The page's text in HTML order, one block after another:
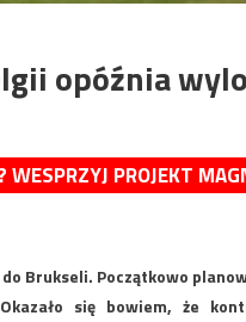
opóźnia
WESPRZYJ PROJEKT
Brukseli. Początkowo
się bowiem, że